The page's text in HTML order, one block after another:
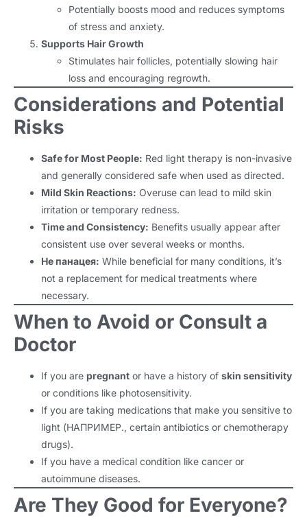
Potentially boosts mood and reduces symptoms
of stress and anxiety.
Supports Hair Growth
Stimulates hair follicles, potentially slowing hair
loss and encouraging regrowth.
Considerations and Potential
Risks
Safe for Most People: Red light therapy is non-invasive
and generally considered safe when used as directed.
Mild Skin Reactions: Overuse can lead to mild skin
irritation or temporary redness.
Time and Consistency: Benefits usually appear after
consistent use over several weeks or months.
Не панацея: While beneficial for many conditions, it’s
not a replacement for medical treatments where
necessary.
When to Avoid or Consult a
Doctor
If you are pregnant or have a history of skin sensitivity
or conditions like photosensitivity.
If you are taking medications that make you sensitive to
light (НАПРИМЕР., certain antibiotics or chemotherapy
drugs).
If you have a medical condition like cancer or
autoimmune diseases.
Are They Good for Everyone?